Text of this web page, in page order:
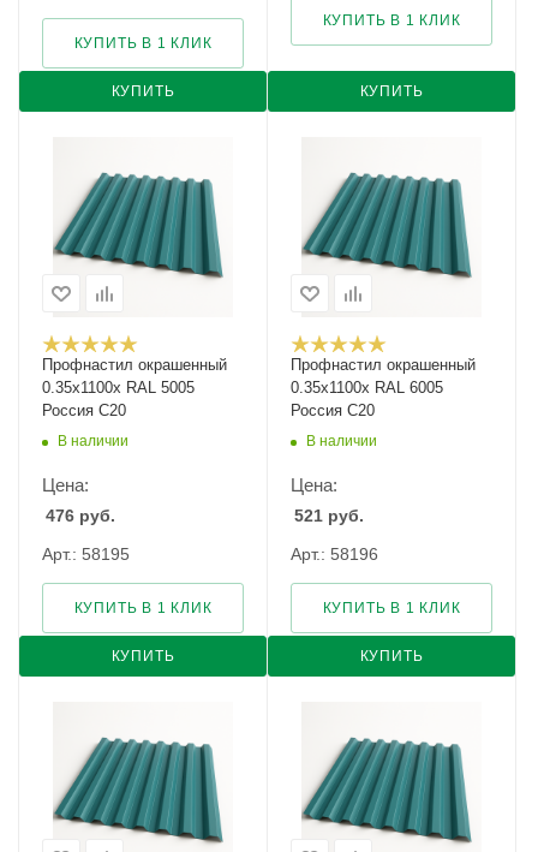
КУПИТЬ
КУПИТЬ В 1 КЛИК
КУПИТЬ
КУПИТЬ В 1 КЛИК
Профнастил окрашенный
0.35х1100х RAL 5005
Россия С20
В наличии
Цена:
476 руб.
Арт.: 58195
КУПИТЬ
КУПИТЬ В 1 КЛИК
Профнастил окрашенный
0.35х1100х RAL 6005
Россия С20
В наличии
Цена:
521 руб.
Арт.: 58196
КУПИТЬ
КУПИТЬ В 1 КЛИК